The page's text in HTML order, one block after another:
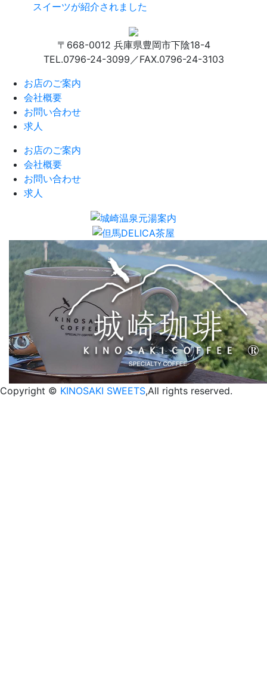
スイーツが紹介されました
〒668-0012 兵庫県豊岡市下陰18-4
TEL.0796-24-3099／FAX.0796-24-3103
お店のご案内
会社概要
お問い合わせ
求人
お店のご案内
会社概要
お問い合わせ
求人
Copyright © KINOSAKI SWEETS,All rights reserved.